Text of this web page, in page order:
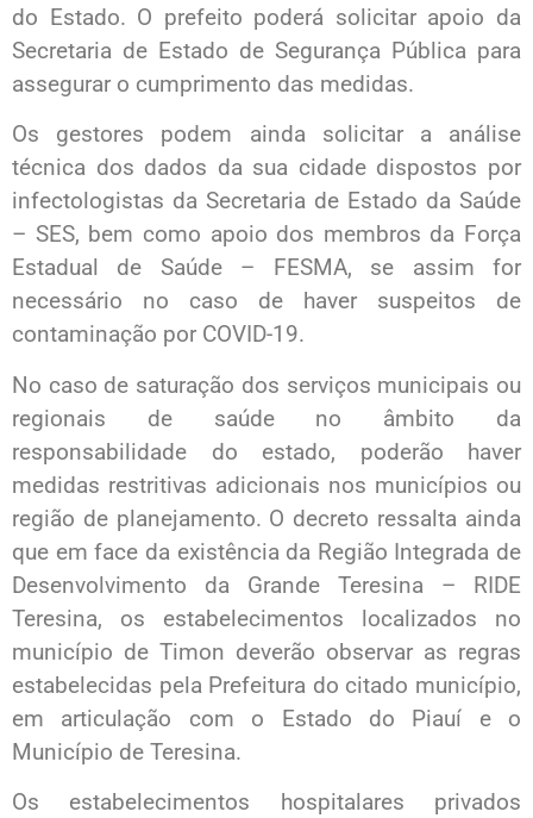
do Estado. O prefeito poderá solicitar apoio da
Secretaria de Estado de Segurança Pública para
assegurar o cumprimento das medidas.
Os gestores podem ainda solicitar a análise
técnica dos dados da sua cidade dispostos por
infectologistas da Secretaria de Estado da Saúde
– SES, bem como apoio dos membros da Força
Estadual de Saúde – FESMA, se assim for
necessário no caso de haver suspeitos de
contaminação por COVID-19.
No caso de saturação dos serviços municipais ou
regionais de saúde no âmbito da
responsabilidade do estado, poderão haver
medidas restritivas adicionais nos municípios ou
região de planejamento. O decreto ressalta ainda
que em face da existência da Região Integrada de
Desenvolvimento da Grande Teresina – RIDE
Teresina, os estabelecimentos localizados no
município de Timon deverão observar as regras
estabelecidas pela Prefeitura do citado município,
em articulação com o Estado do Piauí e o
Município de Teresina.
Os estabelecimentos hospitalares privados